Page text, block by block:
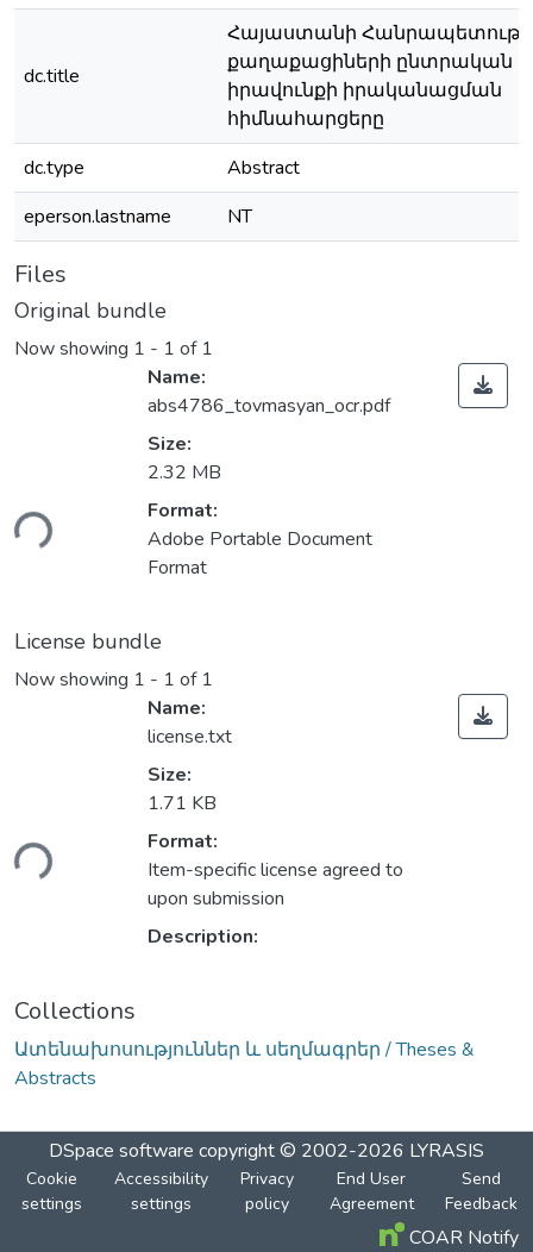
dc.title
Հայաստանի
քաղաքացիների ընտրական
իրավունքի իրականացման
հիմնահարցերը
dc.type
Abstract
eperson.lastname
NT
Files
Original bundle
Now showing 1 - 1 of 1
Name:
abs4786_tovmasyan_ocr.pdf
Size:
2.32 MB
Format:
Adobe Portable Document
Format
License bundle
Now showing 1 - 1 of 1
Name:
license.txt
Size:
1.71 KB
Format:
Item-specific license agreed to
upon submission
Description:
Collections
Ատենախոսություններ և սեղմագրեր / Theses &
Abstracts
DSpace software copyright © 2002-2026 LYRASIS
Cookie
settings
Accessibility
settings
Privacy
policy
End User
Agreement
Send
Feedback
COAR Notify